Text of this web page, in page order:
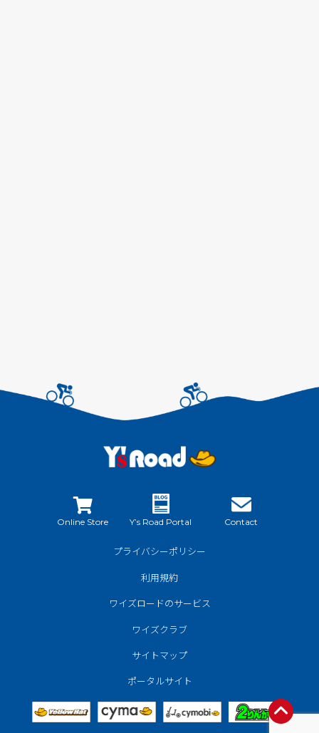
Online Store Y’s Road Portal Contact
プライバシーポリシー
利用規約
ワイズロードのサービス
ワイズクラブ
サイトマップ
ポータルサイト